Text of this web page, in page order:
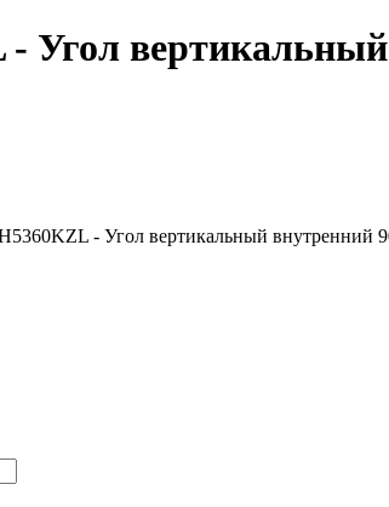
Угол
- Угол вертикальный внутренний